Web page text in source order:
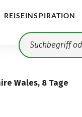
REISEINSPIRATION
Wales, 8 Tage